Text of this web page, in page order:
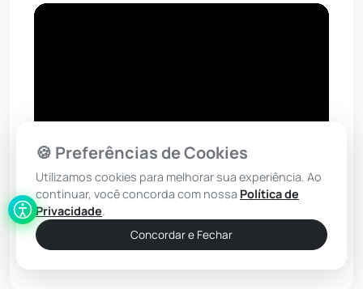
🍪 Preferências de Cookies
Utilizamos cookies para melhorar sua experiência. Ao
continuar, você concorda com nossa Política de
Privacidade.
Concordar e Fechar